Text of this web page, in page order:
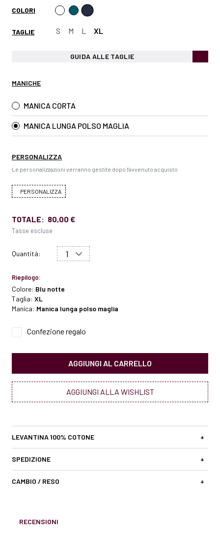
COLORI
TAGLIE S M L XL
GUIDA ALLE TAGLIE
MANICHE
MANICA CORTA
MANICA LUNGA POLSO MAGLIA
PERSONALIZZA
Le personalizzazioni verranno gestite dopo l'avvenuto acquisto
PERSONALIZZA
TOTALE: 80,00 €
Tasse escluse
Quantità:
Riepilogo:
Colore: Blu notte
Taglia: XL
Manica: Manica lunga polso maglia
Confezione regalo
AGGIUNGI AL CARRELLO
AGGIUNGI ALLA WISHLIST
LEVANTINA 100% COTONE +
SPEDIZIONE +
CAMBIO / RESO +
RECENSIONI